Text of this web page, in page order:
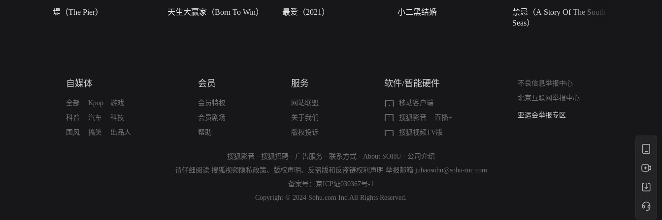
堤（The Pier） 天生大赢家（Born To Win） 最爱（2021） 小二黑结婚
禁忌（A Story Of The South
Seas）
自媒体
全部
科普
国风
Kpop
汽车
搞笑
游戏
科技
出品人
会员
会员特权
会员剧场
帮助
服务
网站联盟
关于我们
版权投诉
软件/智能硬件
移动客户端
搜狐影音
直播+
搜狐视频TV版
不良信息举报中心
北京互联网举报中心
算法推荐专项举报
亚运会举报专区
搜狐影音 - 搜狐招聘 - 广告服务 - 联系方式 - About SOHU - 公司介绍
请仔细阅读 搜狐视频隐私政策、 版权声明 、 反盗版和反盗链权利声明 举报邮箱 jubaosohu@sohu-inc.com
备案号： 京ICP证030367号-1
Copyright © 2024 Sohu.com Inc.All Rights Reserved.